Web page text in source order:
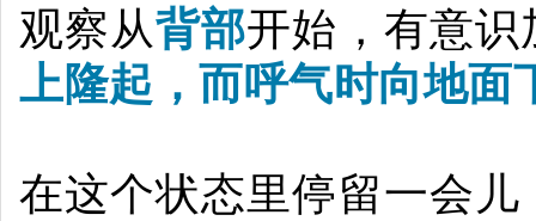
观察从背部开始，有意
上隆起，而呼气时向地面
在这个状态里停留一会